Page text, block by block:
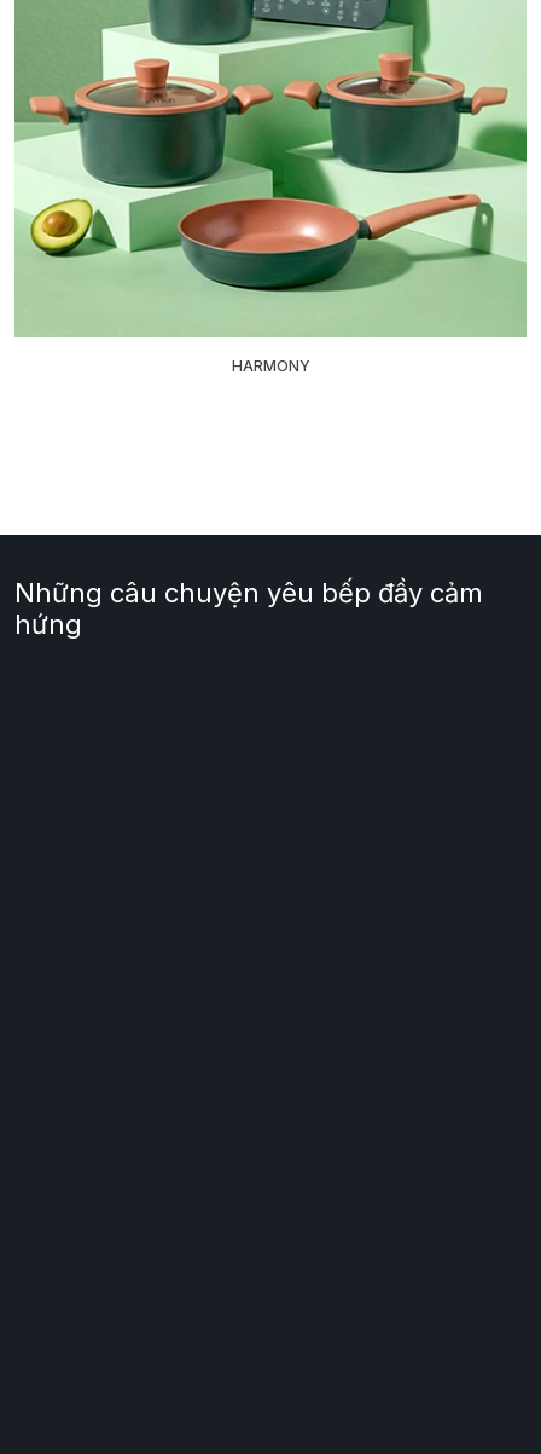
HARMONY
Những câu chuyện yêu bếp đầy cảm
hứng